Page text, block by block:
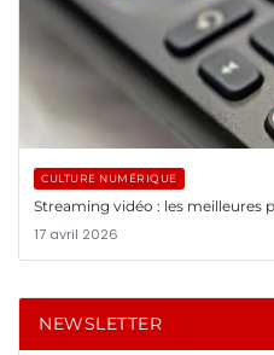
CULTURE NUMÉRIQUE
Streaming vidéo : les meilleures
17 avril 2026
NEWSLETTER